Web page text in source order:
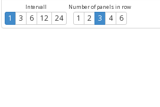
Intervall
1 3 6 12 24
Number of panels in row
1 2 3 4 6